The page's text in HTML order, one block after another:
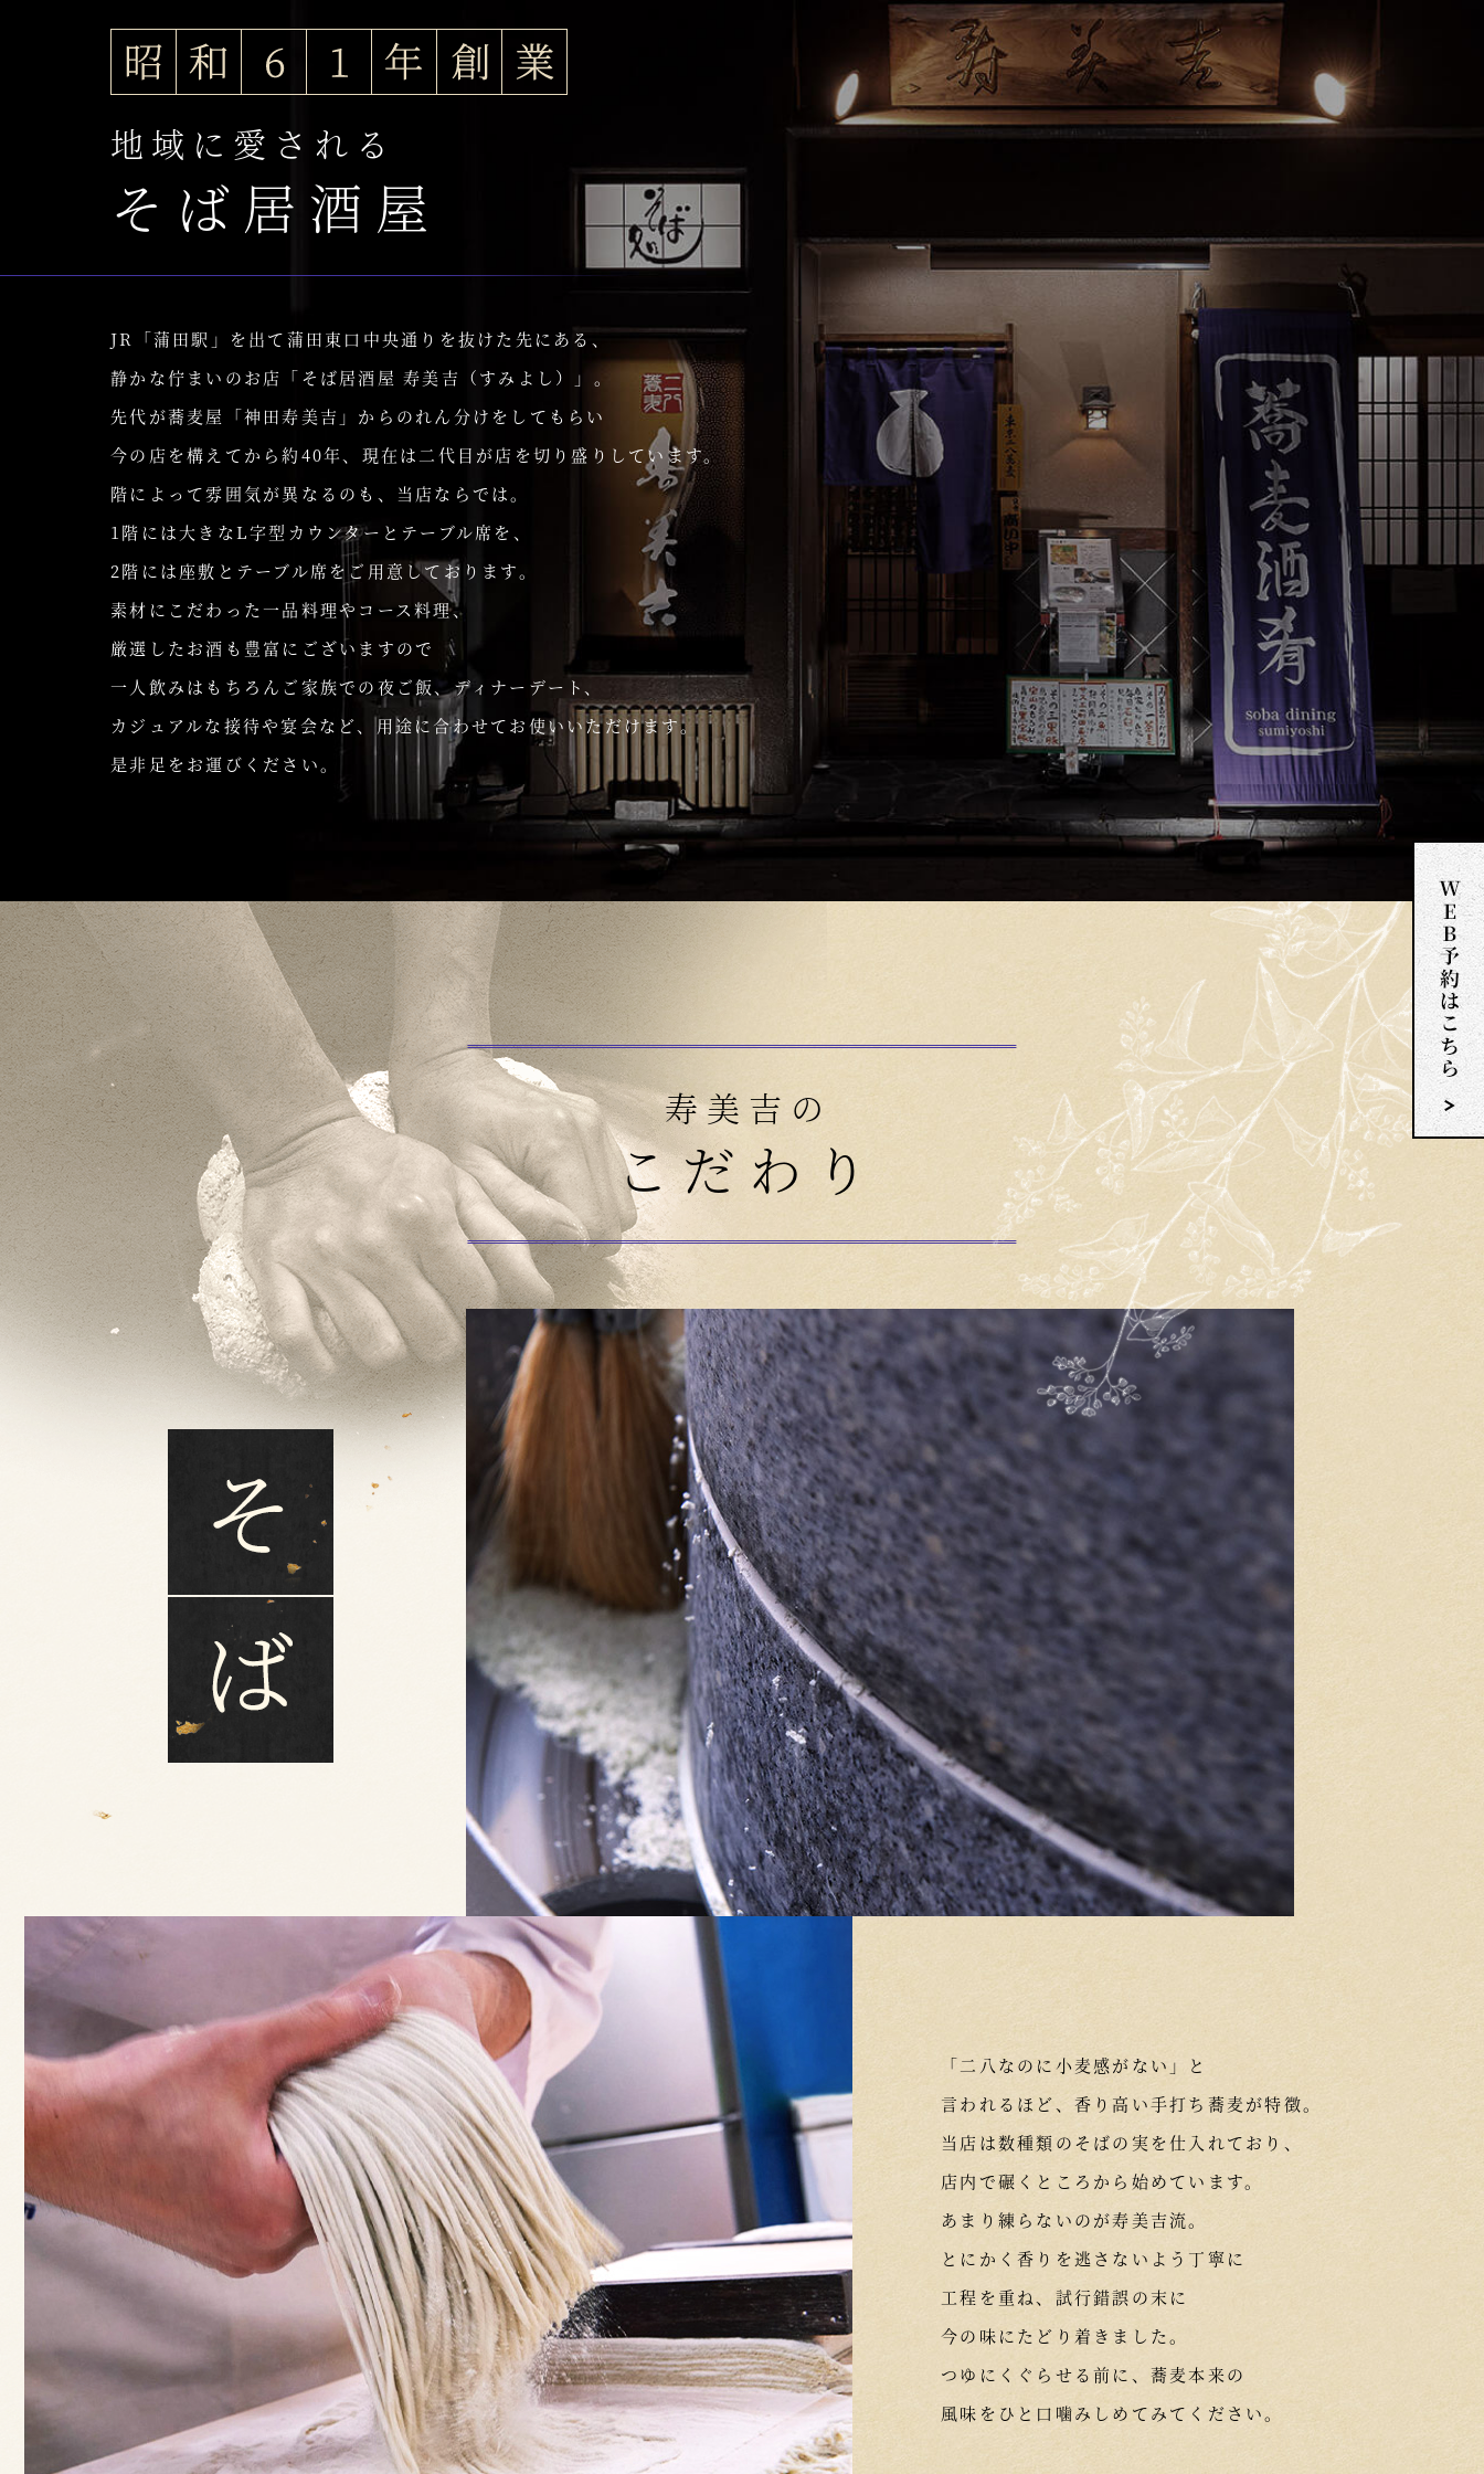
地域に愛される
そば居酒屋
JR「蒲田駅」を出て蒲田東口中央通りを抜けた先にある、
静かな佇まいのお店「そば居酒屋 寿美吉（すみよし）」。
先代が蕎麦屋「神田寿美吉」からのれん分けをしてもらい
今の店を構えてから約40年、現在は二代目が店を切り盛りしています。
階によって雰囲気が異なるのも、当店ならでは。
1階には大きなL字型カウンターとテーブル席を、
2階には座敷とテーブル席をご用意しております。
素材にこだわった一品料理やコース料理、
厳選したお酒も豊富にございますので
一人飲みはもちろんご家族での夜ご飯、ディナーデート、
カジュアルな接待や宴会など、用途に合わせてお使いいただけます。
是非足をお運びください。
寿美吉の
こだわり
「二八なのに小麦感がない」と
言われるほど、香り高い手打ち蕎麦が特徴。
当店は数種類のそばの実を仕入れており、
店内で碾くところから始めています。
あまり練らないのが寿美吉流。
とにかく香りを逃さないよう丁寧に
工程を重ね、試行錯誤の末に
今の味にたどり着きました。
つゆにくぐらせる前に、蕎麦本来の
風味をひと口噛みしめてみてください。